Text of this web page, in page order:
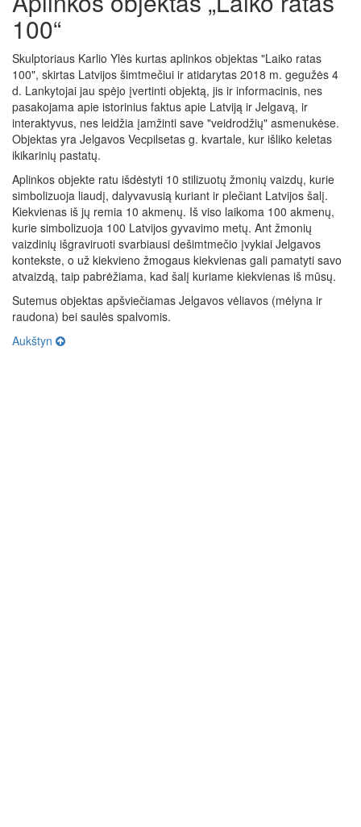
100“
Skulptoriaus Karlio Ylės kurtas aplinkos objektas "Laiko ratas
100", skirtas Latvijos šimtmečiui ir atidarytas 2018 m. gegužės 4
d. Lankytojai jau spėjo įvertinti objektą, jis ir informacinis, nes
pasakojama apie istorinius faktus apie Latviją ir Jelgavą, ir
interaktyvus, nes leidžia įamžinti save "veidrodžių" asmenukėse.
Objektas yra Jelgavos Vecpilsetas g. kvartale, kur išliko keletas
ikikarinių pastatų.
Aplinkos objekte ratu išdėstyti 10 stilizuotų žmonių vaizdų, kurie
simbolizuoja liaudį, dalyvavusią kuriant ir plečiant Latvijos šalį.
Kiekvienas iš jų remia 10 akmenų. Iš viso laikoma 100 akmenų,
kurie simbolizuoja 100 Latvijos gyvavimo metų. Ant žmonių
vaizdinių išgraviruoti svarbiausi dešimtmečio įvykiai Jelgavos
kontekste, o už kiekvieno žmogaus kiekvienas gali pamatyti savo
atvaizdą, taip pabrėžiama, kad šalį kuriame kiekvienas iš mūsų.
Sutemus objektas apšviečiamas Jelgavos vėliavos (mėlyna ir
raudona) bei saulės spalvomis.
Aukštyn